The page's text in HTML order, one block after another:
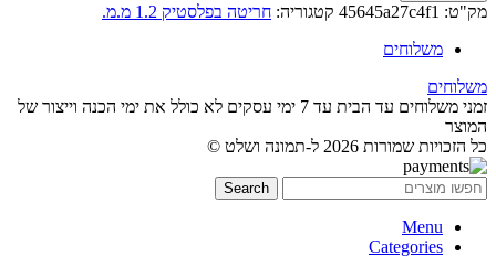
מק"ט: 45645a27c4f1 קטגוריה: חריטה בפלסטיק 1.2 מ.מ.
משלוחים
משלוחים
זמני משלוחים עד הבית עד 7 ימי עסקים לא כולל את ימי הכנה וייצור של
המוצר
כל הזכויות שמורות 2026 ל-תמונה ושלט ©
Search
Menu
Categories